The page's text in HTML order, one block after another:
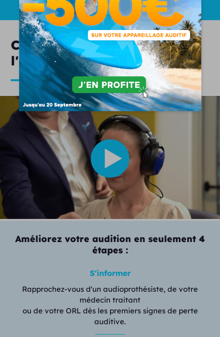
Comment se déroule
l'appareillage auditif ?
Améliorez votre audition en seulement 4
étapes :
S'informer
Rapprochez-vous d'un audioprothésiste, de votre
médecin traitant
ou de votre ORL dès les premiers signes de perte
auditive.